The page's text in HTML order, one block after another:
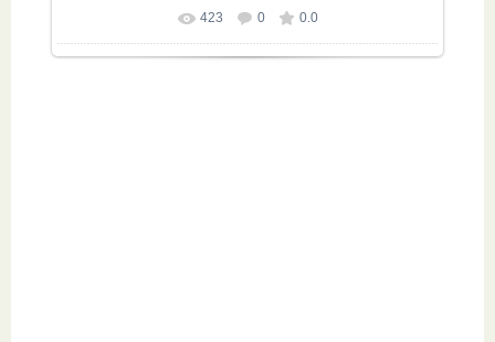
423 0 0.0